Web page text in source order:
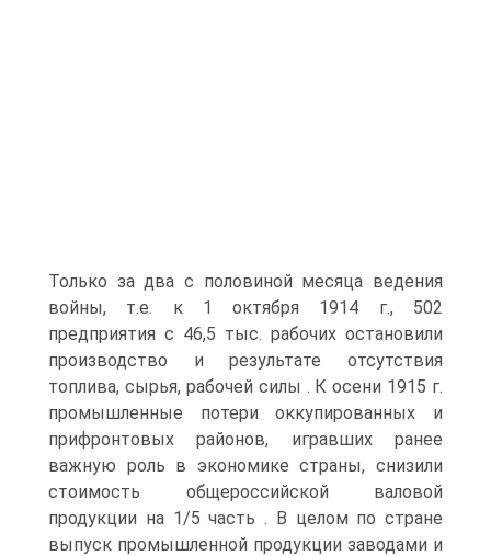
Только за два с половиной месяца ведения
войны, т.е. к 1 октября 1914 г., 502
предприятия с 46,5 тыс. рабочих остановили
производство и результате отсутствия
топлива, сырья, рабочей силы . К осени 1915 г.
промышленные потери оккупированных и
прифронтовых районов, игравших ранее
важную роль в экономике страны, снизили
стоимость общероссийской валовой
продукции на 1/5 часть . В целом по стране
выпуск промышленной продукции заводами и